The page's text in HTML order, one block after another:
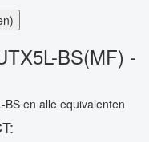
BS(MF) -
BS en alle equivalenten